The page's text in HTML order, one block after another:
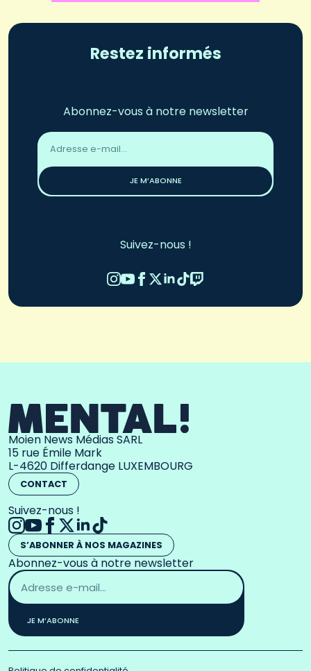
Restez informés
Abonnez-vous à notre newsletter
Adresse
email
JE M’ABONNE
Suivez-nous !
Moien News Médias SARL
15 rue Émile Mark
L-4620 Differdange LUXEMBOURG
CONTACT
Suivez-nous !
S’ABONNER À NOS MAGAZINES
Abonnez-vous à notre newsletter
Adresse
email
*
JE M’ABONNE